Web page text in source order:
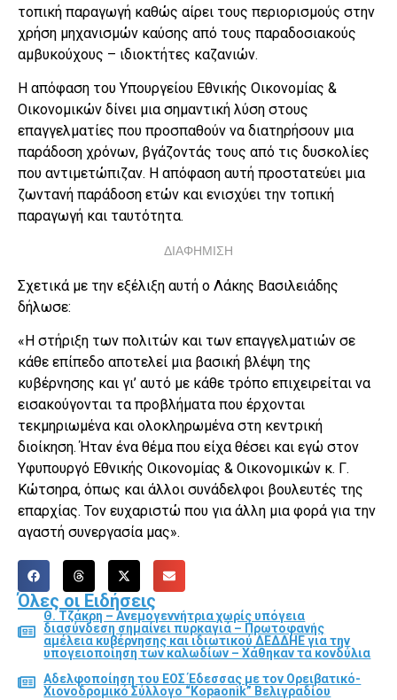
τοπική παραγωγή καθώς αίρει τους περιορισμούς στην
χρήση μηχανισμών καύσης από τους παραδοσιακούς
αμβυκούχους – ιδιοκτήτες καζανιών.
Η απόφαση του Υπουργείου Εθνικής Οικονομίας &
Οικονομικών δίνει μια σημαντική λύση στους
επαγγελματίες που προσπαθούν να διατηρήσουν μια
παράδοση χρόνων, βγάζοντάς τους από τις δυσκολίες
που αντιμετώπιζαν. Η απόφαση αυτή προστατεύει μια
ζωντανή παράδοση ετών και ενισχύει την τοπική
παραγωγή και ταυτότητα.
ΔΙΑΦΗΜΙΣΗ
Σχετικά με την εξέλιξη αυτή ο Λάκης Βασιλειάδης
δήλωσε:
«Η στήριξη των πολιτών και των επαγγελματιών σε
κάθε επίπεδο αποτελεί μια βασική βλέψη της
κυβέρνησης και γι’ αυτό με κάθε τρόπο επιχειρείται να
εισακούγονται τα προβλήματα που έρχονται
τεκμηριωμένα και ολοκληρωμένα στη κεντρική
διοίκηση. Ήταν ένα θέμα που είχα θέσει και εγώ στον
Υφυπουργό Εθνικής Οικονομίας & Οικονομικών κ. Γ.
Κώτσηρα, όπως και άλλοι συνάδελφοι βουλευτές της
επαρχίας. Τον ευχαριστώ που για άλλη μια φορά για την
αγαστή συνεργασία μας».
Όλες οι Ειδήσεις
Θ. Τζάκρη – Ανεμογεννήτρια χωρίς υπόγεια
διασύνδεση σημαίνει πυρκαγιά – Πρωτοφανής
αμέλεια κυβέρνησης και ιδιωτικού ΔΕΔΔΗΕ για την
υπογειοποίηση των καλωδίων – Χάθηκαν τα κονδύλια
Αδελφοποίηση του ΕΟΣ Έδεσσας με τον Ορειβατικό-
Χιονοδρομικό Σύλλογο “Kopaonik” Βελιγραδίου